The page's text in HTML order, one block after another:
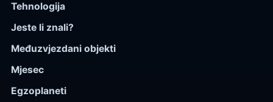
Tehnologija
Jeste li znali?
Međuzvjezdani objekti
Mjesec
Egzoplaneti